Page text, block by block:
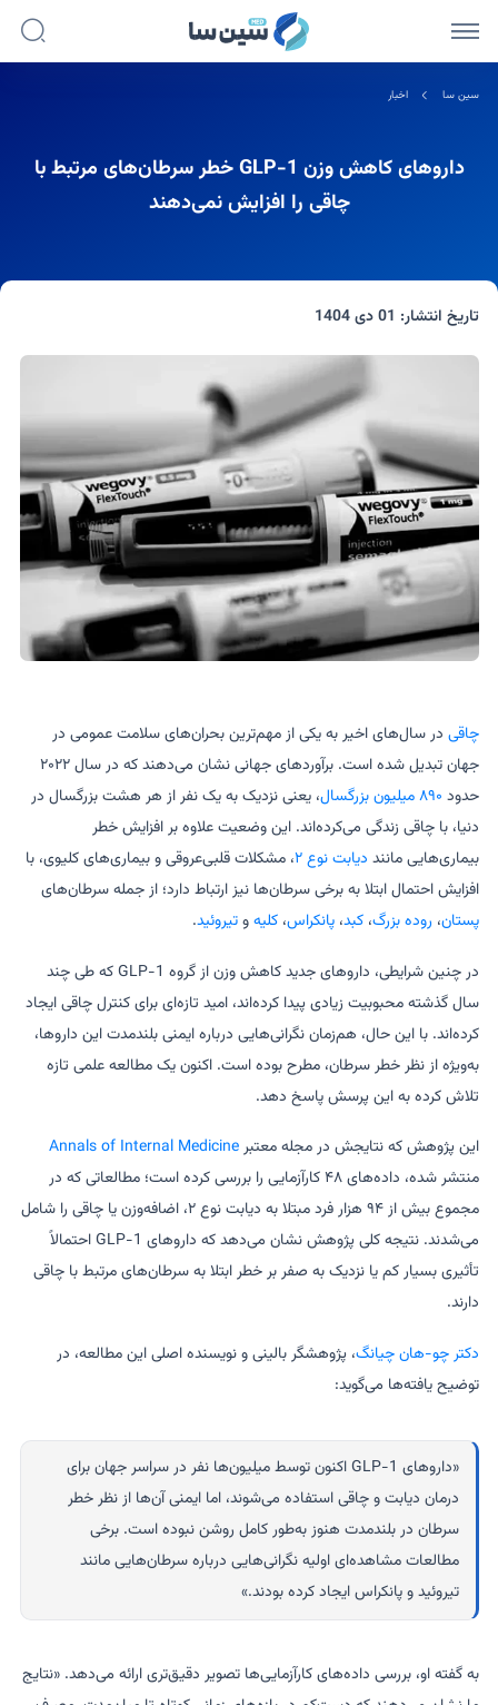
سین سا اخبار
داروهای کاهش وزن GLP-1 خطر سرطان‌های مرتبط با
چاقی را افزایش نمی‌دهند
تاریخ انتشار: 01 دی 1404
چاقی در سال‌های اخیر به یکی از مهم‌ترین بحران‌های سلامت عمومی در
جهان تبدیل شده است. برآوردهای جهانی نشان می‌دهند که در سال ۲۰۲۲
حدود ۸۹۰ میلیون بزرگسال
، یعنی نزدیک به یک نفر از هر هشت بزرگسال در
دنیا، با چاقی زندگی می‌کرده‌اند. این وضعیت علاوه بر افزایش خطر
بیماری‌هایی مانند دیابت نوع ۲ ، مشکلات قلبی‌عروقی و بیماری‌های کلیوی، با
افزایش احتمال ابتلا به برخی سرطان‌ها نیز ارتباط دارد؛ از جمله سرطان‌های
پستان، روده بزرگ،کبد،پانکراس،کلیهوتیروئید.
در چنین شرایطی، داروهای جدید کاهش وزن از گروه GLP-1 که طی چند
سال گذشته محبوبیت زیادی پیدا کرده‌اند، امید تازه‌ای برای کنترل چاقی ایجاد
کرده‌اند. با این حال، هم‌زمان نگرانی‌هایی درباره ایمنی بلندمدت این داروها،
به‌ویژه از نظر خطر سرطان، مطرح بوده است. اکنون یک مطالعه علمی تازه
تلاش کرده به این پرسش پاسخ دهد.
این پژوهش که نتایجش در مجله معتبرAnnals of Internal Medicine
منتشر شده، داده‌های ۴۸ کارآزمایی را بررسی کرده است؛ مطالعاتی که در
مجموع بیش از ۹۴ هزار فرد مبتلا به دیابت نوع ۲، اضافه‌وزن یا چاقی را شامل
می‌شدند. نتیجه کلی پژوهش نشان می‌دهد که داروهای GLP-1 احتمالاً
تأثیری بسیار کم یا نزدیک به صفر بر خطر ابتلا به سرطان‌های مرتبط با چاقی
دارند.
دکترچو-هان چیانگ، پژوهشگر بالینی و نویسنده اصلی این مطالعه، در
توضیح یافته‌ها می‌گوید:
«داروهای GLP-1 اکنون توسط میلیون‌ها نفر در سراسر جهان برای
درمان دیابت و چاقی استفاده می‌شوند، اما ایمنی آن‌ها از نظر خطر
سرطان در بلندمدت هنوز به‌طور کامل روشن نبوده است. برخی
مطالعات مشاهده‌ای اولیه نگرانی‌هایی درباره سرطان‌هایی مانند
تیروئید و پانکراس ایجاد کرده بودند.»
به گفته او، بررسی داده‌های کارآزمایی‌ها تصویر دقیق‌تری ارائه می‌دهد. «نتایج